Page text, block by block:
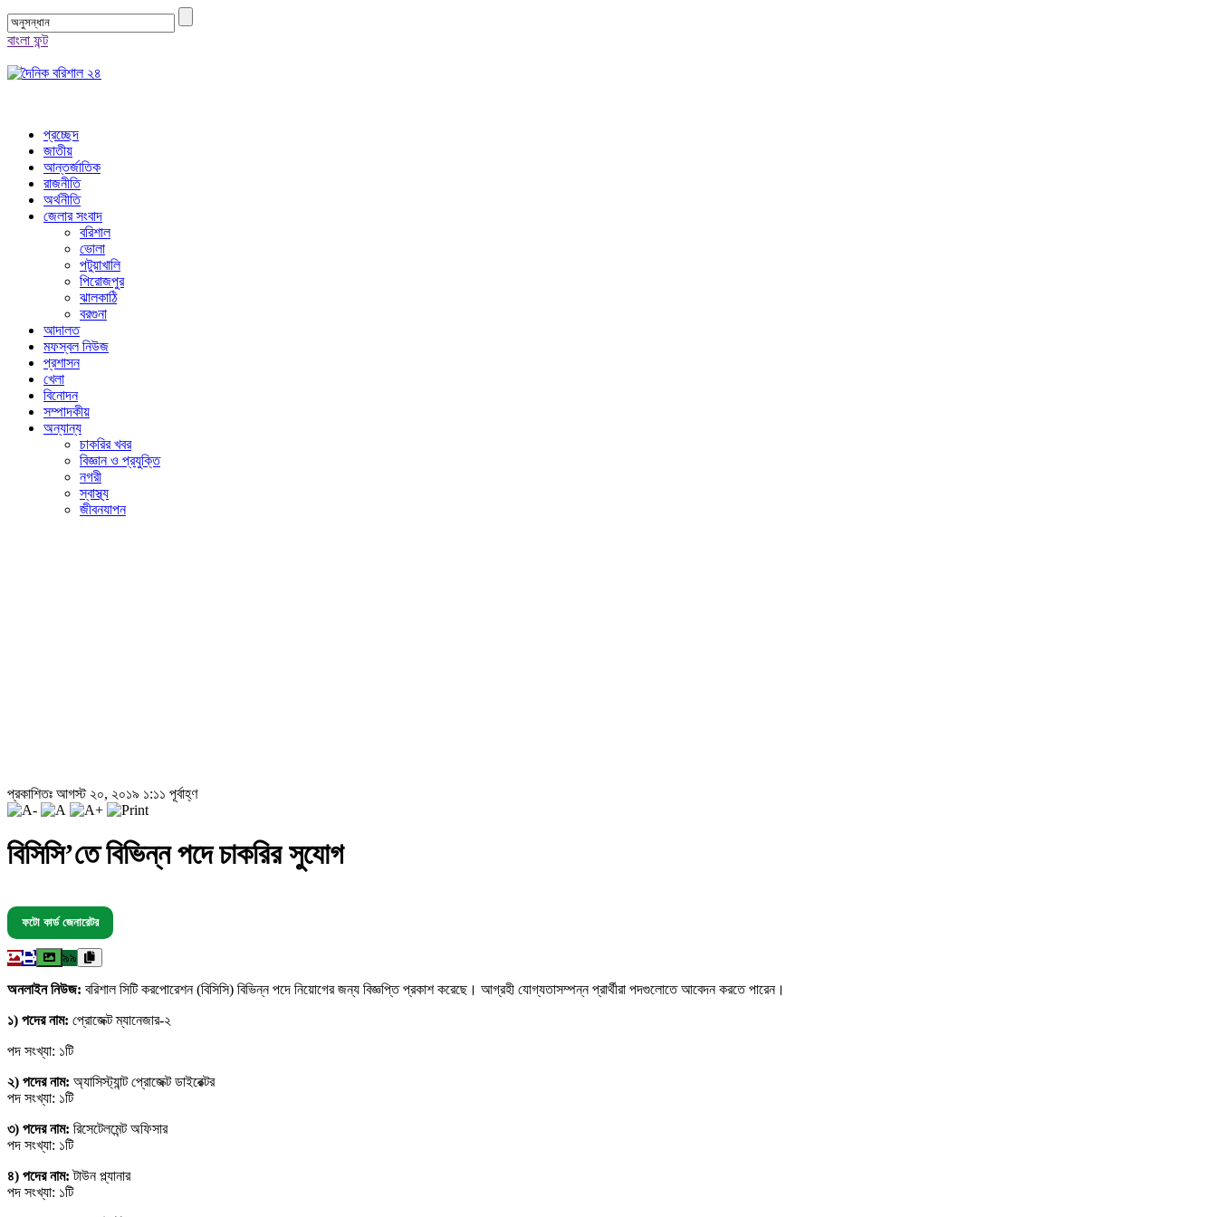
বাংলা ফন্ট
প্রচ্ছেদ
জাতীয়
আন্তর্জাতিক
রাজনীতি
অর্থনীতি
জেলার সংবাদ
বরিশাল
ভোলা
পটুয়াখালি
পিরোজপুর
ঝালকাঠি
বরগুনা
আদালত
মফস্বল নিউজ
প্রশাসন
খেলা
বিনোদন
সম্পাদকীয়
অন্যান্য
চাকরির খবর
বিজ্ঞান ও প্রযুক্তি
নগরী
স্বাস্থ্য
জীবনযাপন
প্রকাশিতঃ আগস্ট ২০, ২০১৯ ১:১১ পূর্বাহ্ণ
বিসিসি’তে বিভিন্ন পদে চাকরির সুযোগ
ফটো কার্ড জেনারেটর
৯৯
অনলাইন নিউজ: বরিশাল সিটি করপোরেশন (বিসিসি) বিভিন্ন পদে নিয়োগের জন্য বিজ্ঞপ্তি প্রকাশ করেছে। আগ্রহী যোগ্যতাসম্পন্ন প্রার্থীরা পদগুলোতে আবেদন করতে পারেন।
১) পদের নাম: প্রোজেক্ট ম্যানেজার-২
পদ সংখ্যা: ১টি
২) পদের নাম: অ্যাসিস্ট্যান্ট প্রোজেক্ট ডাইরেক্টর
পদ সংখ্যা: ১টি
৩) পদের নাম: রিসেটেলমেন্ট অফিসার
পদ সংখ্যা: ১টি
৪) পদের নাম: টাউন প্ল্যানার
পদ সংখ্যা: ১টি